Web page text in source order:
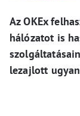
Az OKEx
hálózatot is
lezajlott